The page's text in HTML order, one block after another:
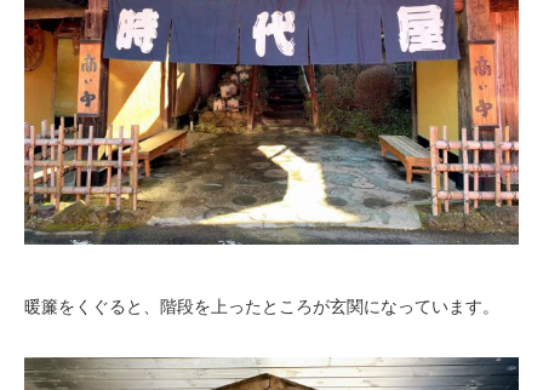
暖簾をくぐると、階段を上ったところが玄関になっています。